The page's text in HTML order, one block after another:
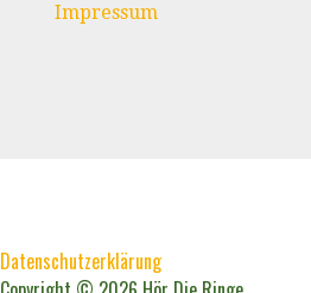
Impressum
Datenschutzerklärung